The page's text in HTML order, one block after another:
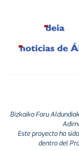
Bizkaiko Foru
Este proyecto ha
dentro del